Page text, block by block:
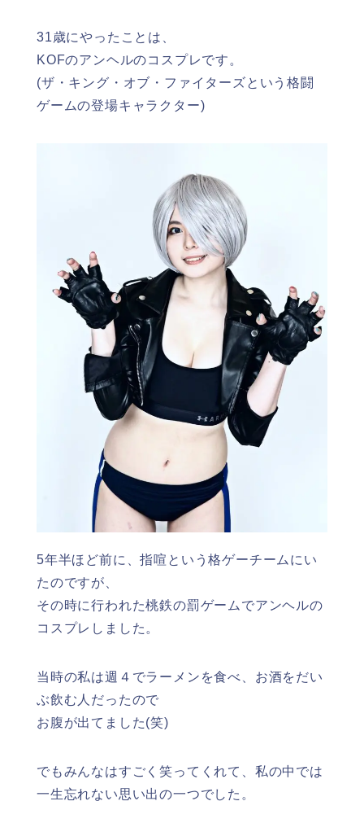
31歳にやったことは、
KOFのアンヘルのコスプレです。
(ザ・キング・オブ・ファイターズという格闘
ゲームの登場キャラクター)
5年半ほど前に、指喧という格ゲーチームにい
たのですが、
その時に行われた桃鉄の罰ゲームでアンヘルの
コスプレしました。
当時の私は週４でラーメンを食べ、お酒をだい
ぶ飲む人だったので
お腹が出てました(笑)
でもみんなはすごく笑ってくれて、私の中では
一生忘れない思い出の一つでした。